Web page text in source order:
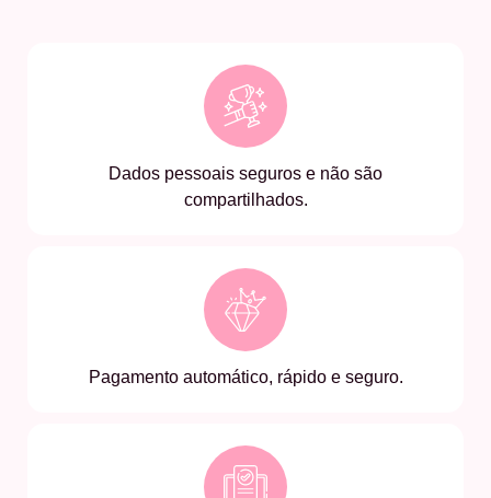
Dados pessoais seguros e não são
compartilhados.
Pagamento automático, rápido e seguro.